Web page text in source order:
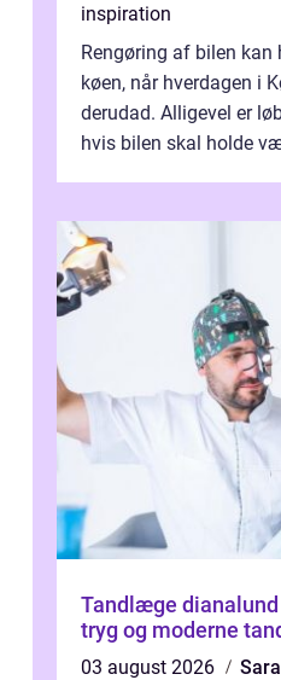
inspiration
Rengøring af bilen kan
køen, når hverdagen i
derudad. Alligevel er
hvis bilen skal holde
Tandlæge dianalund sådan finder du
tryg og moderne
03 august 2026